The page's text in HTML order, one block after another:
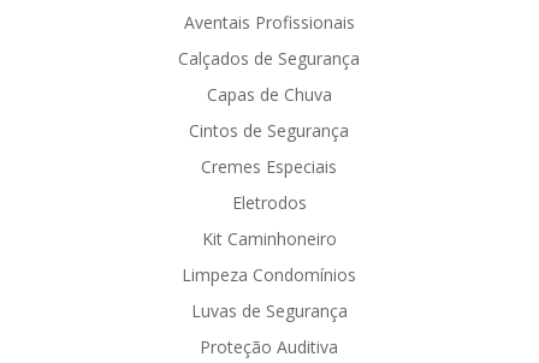
Aventais Profissionais
Calçados de Segurança
Capas de Chuva
Cintos de Segurança
Cremes Especiais
Eletrodos
Kit Caminhoneiro
Limpeza Condomínios
Luvas de Segurança
Proteção Auditiva